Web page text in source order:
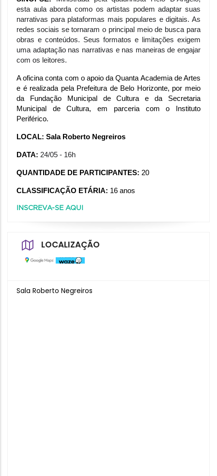
esta aula aborda como os artistas podem adaptar suas
narrativas para plataformas mais populares e digitais. As
redes sociais se tornaram o principal meio de busca para
obras e conteúdos. Seus formatos e limitações exigem
uma adaptação nas narrativas e nas maneiras de engajar
com os leitores.
A oficina conta com o apoio da Quanta Academia de Artes
e é realizada pela Prefeitura de Belo Horizonte, por meio
da Fundação Municipal de Cultura e da Secretaria
Municipal de Cultura, em parceria com o Instituto
Periférico.
LOCAL: Sala Roberto Negreiros
DATA: 24/05 - 16h
QUANTIDADE DE PARTICIPANTES: 20
CLASSIFICAÇÃO ETÁRIA: 16 anos
INSCREVA-SE AQUI
LOCALIZAÇÃO
Sala Roberto Negreiros